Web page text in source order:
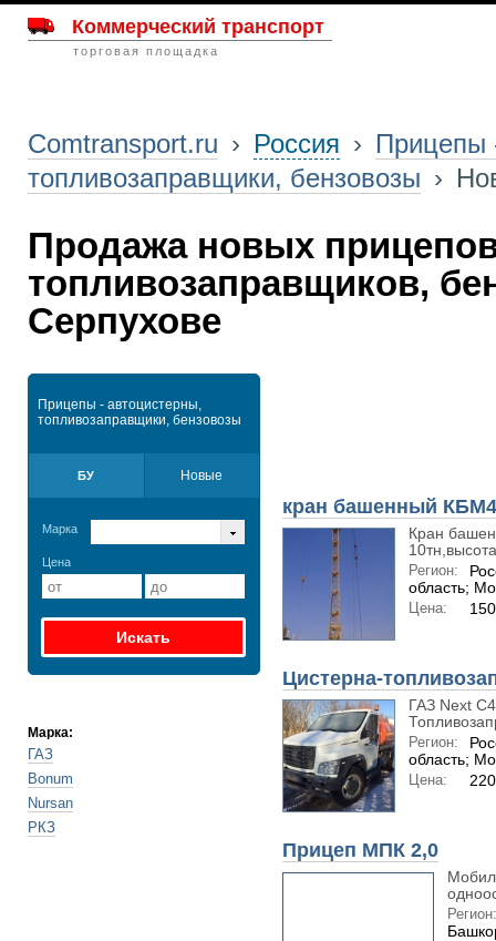
Коммерческий транспорт
торговая площадка
Comtransport.ru › Россия › Прицепы
топливозаправщики, бензовозы ›
Продажа новых
топливозаправщиков,
Серпухове
Прицепы - автоцистерны,
топливозаправщики, бензовозы
БУ Новые
Марка
Цена
Марка:
ГАЗ
Bonum
Nursan
РКЗ
кран башенный
Кран
Регион:
область;
Цена:
Цистерна-
ГАЗ Next
Регион:
область;
Цена:
Прицеп МПК 2,0
Регион: